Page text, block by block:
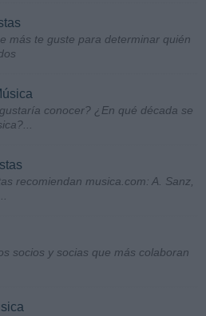
más te guste para determinar quién
conocer? ¿En qué década se
recomiendan musica.com: A. Sanz,
socios y socias que más colaboran